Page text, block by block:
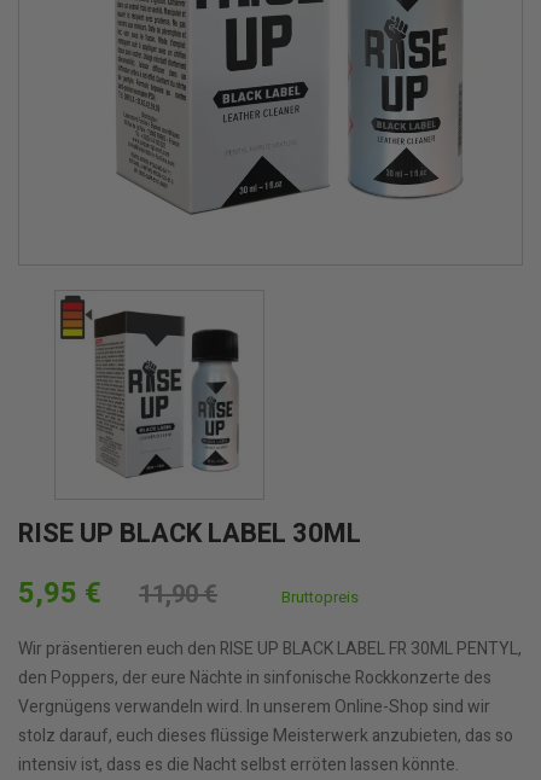
RISE UP BLACK LABEL 30ML
5,95 € 11,90 € Bruttopreis
Wir präsentieren euch den RISE UP BLACK LABEL FR 30ML PENTYL,
den Poppers, der eure Nächte in sinfonische Rockkonzerte des
Vergnügens verwandeln wird. In unserem Online-Shop sind wir
stolz darauf, euch dieses flüssige Meisterwerk anzubieten, das so
intensiv ist, dass es die Nacht selbst erröten lassen könnte.